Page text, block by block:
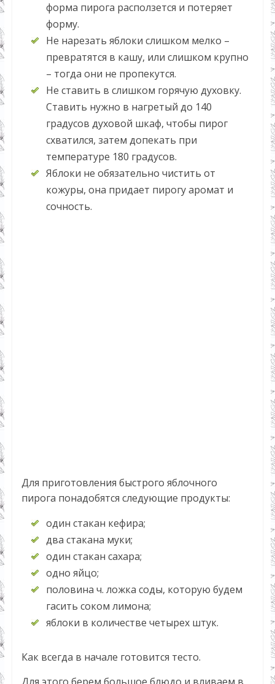
форма пирога расползется и потеряет
форму.
Не нарезать яблоки слишком мелко –
превратятся в кашу, или слишком крупно
– тогда они не пропекутся.
Не ставить в слишком горячую духовку.
Ставить нужно в нагретый до 140
градусов духовой шкаф, чтобы пирог
схватился, затем допекать при
температуре 180 градусов.
Яблоки не обязательно чистить от
кожуры, она придает пирогу аромат и
сочность.
Для приготовления быстрого яблочного
пирога понадобятся следующие продукты:
один стакан кефира;
два стакана муки;
один стакан сахара;
одно яйцо;
половина ч. ложка соды, которую будем
гасить соком лимона;
яблоки в количестве четырех штук.
Как всегда в начале готовится тесто.